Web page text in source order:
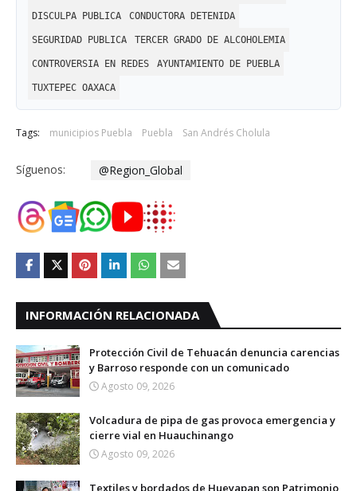
DISCULPA PUBLICA CONDUCTORA DETENIDA
SEGURIDAD PUBLICA TERCER GRADO DE ALCOHOLEMIA
CONTROVERSIA EN REDES AYUNTAMIENTO DE PUEBLA
TUXTEPEC OAXACA
Tags: municipios Puebla Puebla San Andrés Cholula
Síguenos: @Region_Global
INFORMACIÓN RELACIONADA
Protección Civil de Tehuacán denuncia carencias
y Barroso responde con un comunicado
Agosto 09, 2026
Volcadura de pipa de gas provoca emergencia y
cierre vial en Huauchinango
Agosto 09, 2026
Textiles y bordados de Hueyapan son Patrimonio